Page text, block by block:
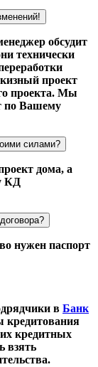
обсудит
технически
проект
проекта. Мы
по Вашему
силами?
дома, а
КД
нужен паспорт
в Банк
кредитования
кредитных
взять